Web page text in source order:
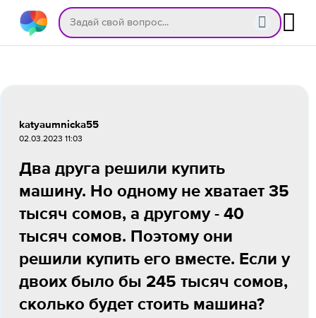
katyaumnicka55
02.03.2023 11:03
Два друга решили купить
машину. Но одному не хватает 35
тысяч сомов, а другому - 40
тысяч сомов. Поэтому они
решили купить его вместе. Если у
двоих было бы 245 тысяч сомов,
сколько будет стоить машина?